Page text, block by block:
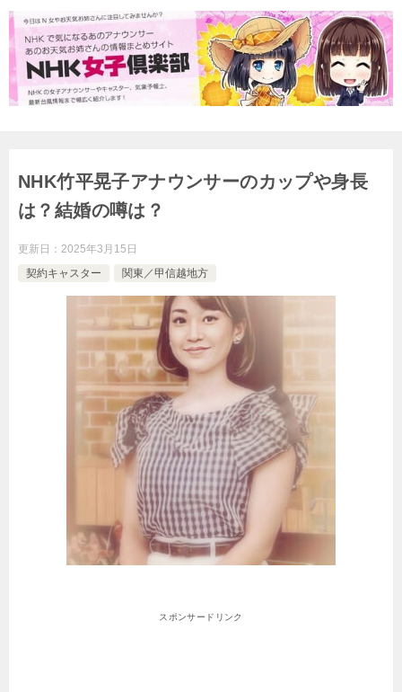
NHK竹平晃子アナウンサーのカップや身長
は？結婚の噂は？
更新日： 2025年3月15日
契約キャスター
関東／甲信越地方
スポンサードリンク